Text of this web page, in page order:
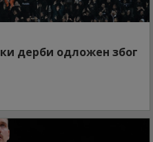
дерби одложен због